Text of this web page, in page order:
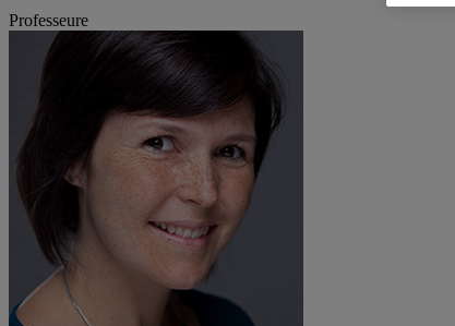
Professeure